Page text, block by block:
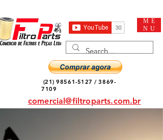
ME
NU
(21) 98561-5127 /3869-
7109
comercial@filtroparts.com.br